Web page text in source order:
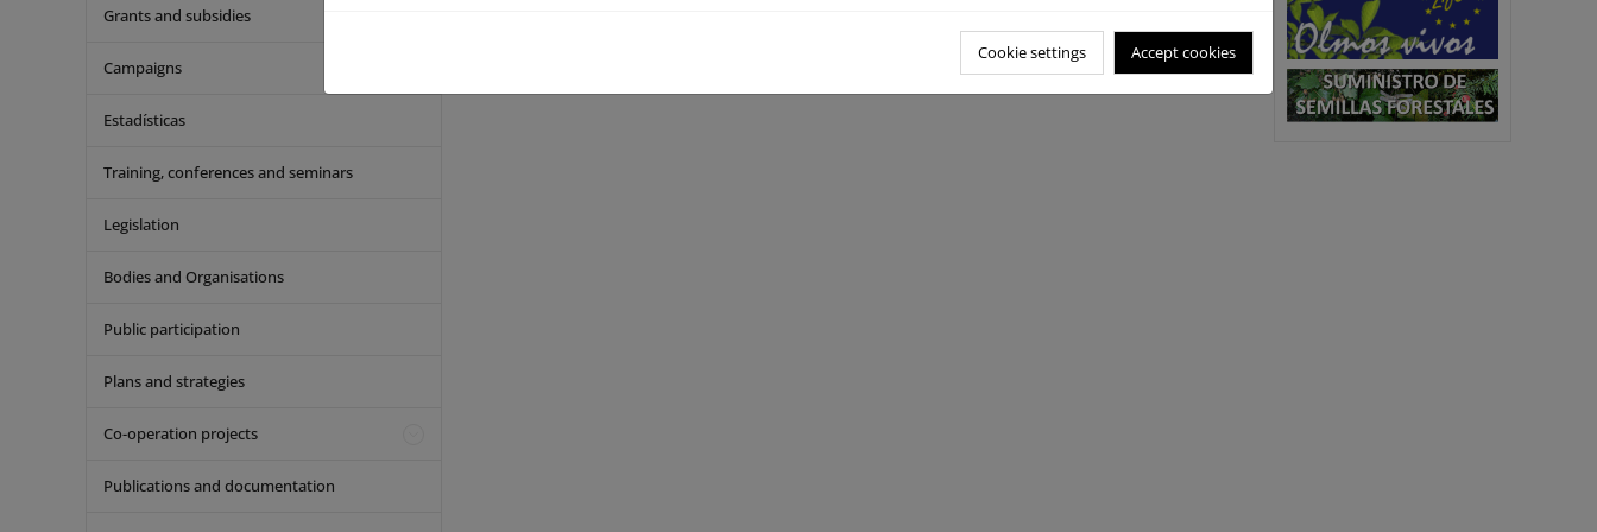
Grants and subsidies
Campaigns
Estadísticas
Training, conferences and seminars
Legislation
Bodies and Organisations
Public participation
Plans and strategies
Co-operation projects
Publications and documentation
Cookie settings Accept cookies